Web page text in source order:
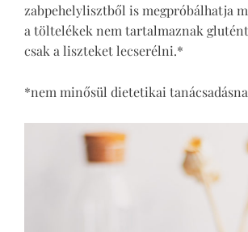
zabpehelylisztből is megpróbálhatja
a töltelékek nem tartalmaznak
csak a liszteket lecserélni.*
*nem minősül dietetikai